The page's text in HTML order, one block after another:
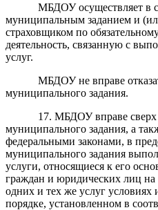
МБДОУ осуществляет в
муниципальным заданием и
страховщиком по
деятельность, связанную с
услуг.
МБДОУ не вправе
муниципального задания.
17. МБДОУ вправе сверх
муниципального задания, а
федеральными законами, в
муниципального задания
услуги, относящиеся к его
граждан и юридических лиц
одних и тех же услуг условиях
порядке, установленном в